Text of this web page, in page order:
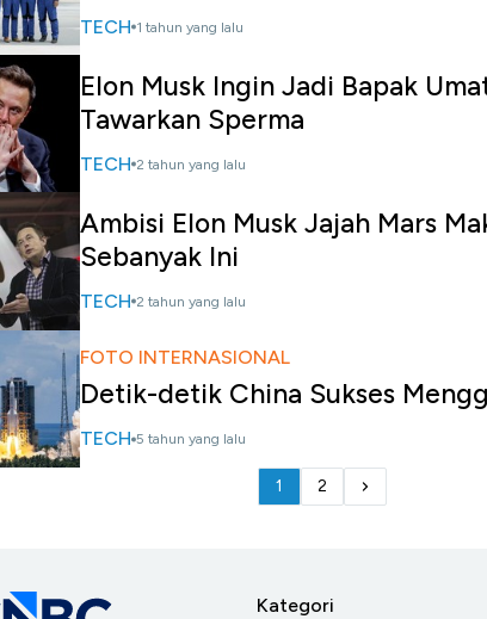
TECH 1 tahun yang lalu
Elon Musk Ingin Jadi Bapak
Tawarkan Sperma
TECH 2 tahun yang lalu
Ambisi Elon Musk Jajah Mars
Sebanyak Ini
TECH 2 tahun yang lalu
FOTO INTERNASIONAL
Detik-detik China Sukses
TECH 5 tahun yang lalu
1 2
Kategori